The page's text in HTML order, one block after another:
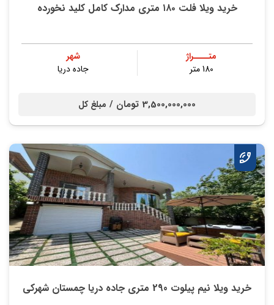
خرید ویلا فلت ۱۸۰ متری مدارک کامل کلید نخورده
متــــراژ
180 متر
شهر
جاده دریا
3,500,000,000 تومان / مبلغ کل
خرید ویلا نیم پیلوت 290 متری جاده دریا چمستان شهرکی